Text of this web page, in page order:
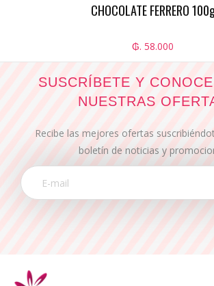
CHOCOLATE FERRERO
₲. 58.000
SUSCRÍBETE Y
NUESTRAS
Recibe las mejores ofertas
boletín de noticias y